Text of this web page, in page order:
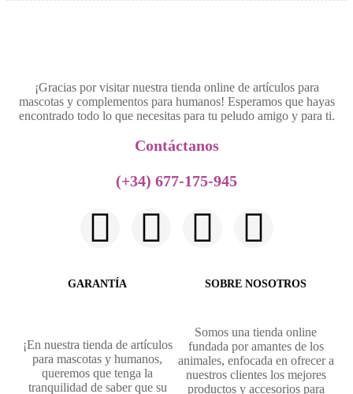
¡Gracias por visitar nuestra tienda online de artículos para
mascotas y complementos para humanos! Esperamos que hayas
encontrado todo lo que necesitas para tu peludo amigo y para ti.
Contáctanos​
(+34) 677-175-945
GARANTÍA
¡En nuestra tienda de artículos
para mascotas y humanos,
queremos que tenga la
tranquilidad de saber que su
SOBRE NOSOTROS
Somos una tienda online
fundada por amantes de los
animales, enfocada en ofrecer a
nuestros clientes los mejores
productos y accesorios para